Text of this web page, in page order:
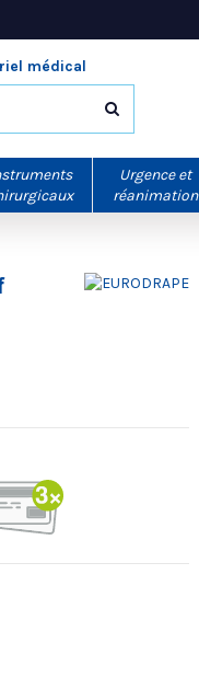
médical
Urgence et
réanimation